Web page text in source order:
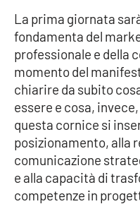
Destinazioni
Eventi
Food
Storie
LAC
NETWORK
La prima giornata
fondamenta del
professionale e della
momento del
chiarire da subito
essere e cosa,
questa cornice si
posizionamento, alla
comunicazione
e alla capacità di
competenze in